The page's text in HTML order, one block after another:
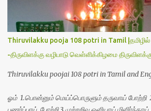
Thiruvilakku pooja 108 potri in Tamil |தமிழில்
-திருவிளக்கு வழிபாடு வெள்ளிக்கிழமை
Thiruvilakku poojai 108 potri in Tamil and
ஓம் 1.பொன்னும் மெய்ப்பொருளும் தருவாய் போற்றி